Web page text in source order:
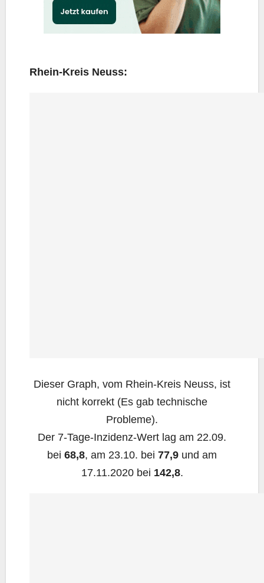
Rhein-Kreis Neuss:
Die­ser Graph, vom Rhein-Kreis Neuss, ist
nicht kor­rekt (Es gab tech­ni­sche
Probleme).
Der 7‑Ta­ge-Inzi­denz-Wert lag am 22.09.
bei 68,8, am 23.10. bei 77,9 und am
17.11.2020 bei 142,8.